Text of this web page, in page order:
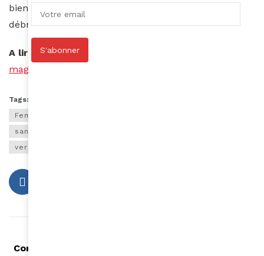
bien appris quelque chose, c’est que l’on peut se
débrouiller nous-mêmes. A vos ongles !
A lire aussi : https://www.amina-
mag.com/coronavirus-masques-en-tissu-oui-mais/
Tags:
Femme africaine
santé des ongles
vernis semi-permanent
Coronavirus : "La vague arrive en Afrique, et cela
S'abonner